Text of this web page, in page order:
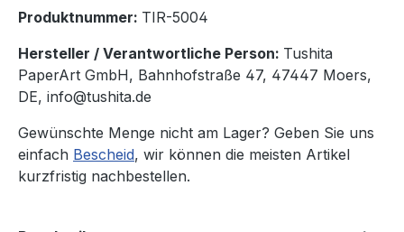
Produktnummer: TIR-5004
Hersteller / Verantwortliche Person: Tushita
PaperArt GmbH, Bahnhofstraße 47, 47447 Moers,
DE, info@tushita.de
Gewünschte Menge nicht am Lager? Geben Sie uns
einfach Bescheid, wir können die meisten Artikel
kurzfristig nachbestellen.